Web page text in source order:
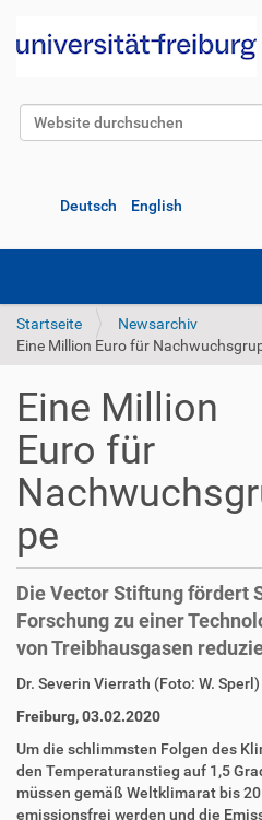
Website durchsuchen
Deutsch English
Startseite
Newsarchiv
Eine Million Euro für
Eine Million
Euro für
pe
Die Vector Stiftung fördert
Forschung zu einer
von Treibhausgasen
D
r
e
k
t
z
A
t
i
k
e
l
Dr. Severin Vierrath (Foto: W. Sperl)
Freiburg, 03.02.2020
Um die schlimmsten Folgen des
den Temperaturanstieg auf 1,5
müssen gemäß Weltklimarat bis
emissionsfrei werden und die